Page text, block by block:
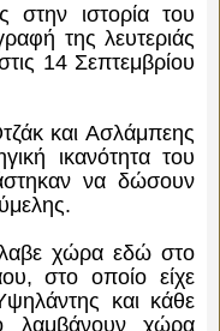
στην ιστορία του
της λευτεριάς
14 Σεπτεμβρίου
και Ασλάμπεης
ικανότητα του
να δώσουν
χώρα εδώ στο
στο οποίο είχε
και κάθε
λαμβάνουν χώρα